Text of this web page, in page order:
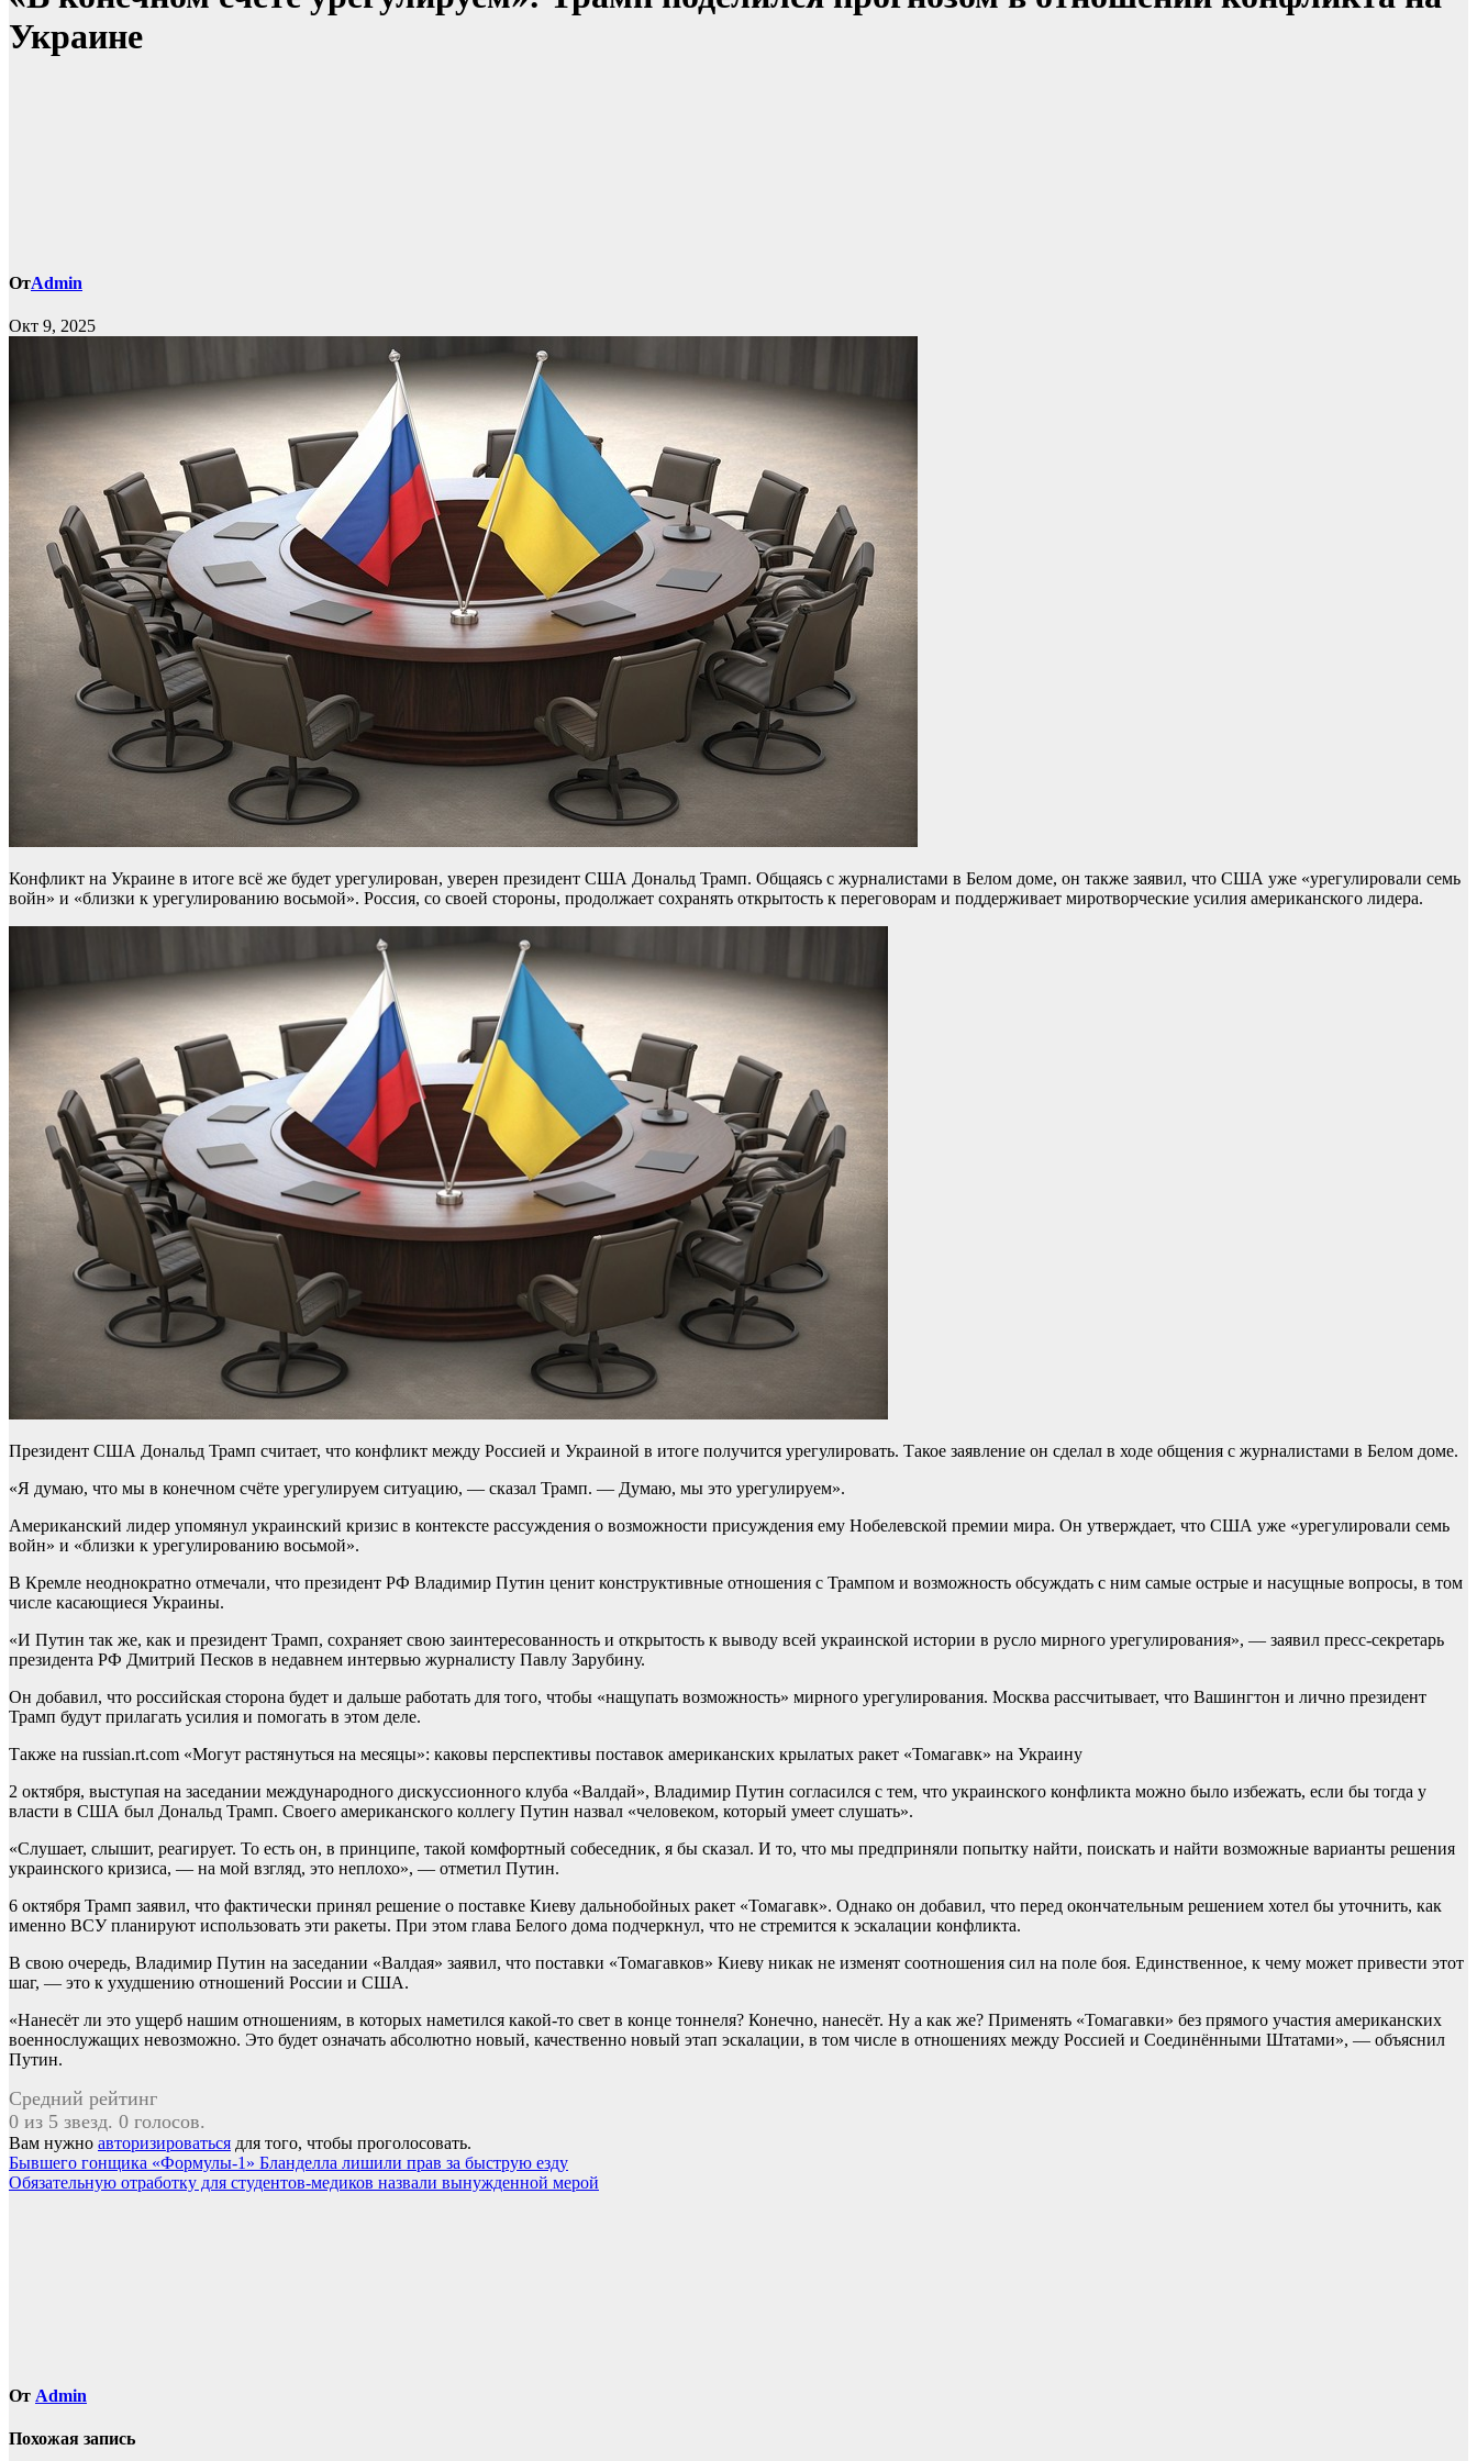
Украине
ОтAdmin
Окт 9, 2025
Конфликт на Украине в итоге всё же будет урегулирован, уверен президент США Дональд Трамп. Общаясь с журналистами в Белом доме, он также заявил, что США уже «урегулировали семь
войн» и «близки к урегулированию восьмой». Россия, со своей стороны, продолжает сохранять открытость к переговорам и поддерживает миротворческие усилия американского лидера.
Президент США Дональд Трамп считает, что конфликт между Россией и Украиной в итоге получится урегулировать. Такое заявление он сделал в ходе общения с журналистами в Белом доме.
«Я думаю, что мы в конечном счёте урегулируем ситуацию, — сказал Трамп. — Думаю, мы это урегулируем».
Американский лидер упомянул украинский кризис в контексте рассуждения о возможности присуждения ему Нобелевской премии мира. Он утверждает, что США уже «урегулировали семь
войн» и «близки к урегулированию восьмой».
В Кремле неоднократно отмечали, что президент РФ Владимир Путин ценит конструктивные отношения с Трампом и возможность обсуждать с ним самые острые и насущные вопросы, в том
числе касающиеся Украины.
«И Путин так же, как и президент Трамп, сохраняет свою заинтересованность и открытость к выводу всей украинской истории в русло мирного урегулирования», — заявил пресс-секретарь
президента РФ Дмитрий Песков в недавнем интервью журналисту Павлу Зарубину.
Он добавил, что российская сторона будет и дальше работать для того, чтобы «нащупать возможность» мирного урегулирования. Москва рассчитывает, что Вашингтон и лично президент
Трамп будут прилагать усилия и помогать в этом деле.
Также на russian.rt.com «Могут растянуться на месяцы»: каковы перспективы поставок американских крылатых ракет «Томагавк» на Украину
2 октября, выступая на заседании международного дискуссионного клуба «Валдай», Владимир Путин согласился с тем, что украинского конфликта можно было избежать, если бы тогда у
власти в США был Дональд Трамп. Своего американского коллегу Путин назвал «человеком, который умеет слушать».
«Слушает, слышит, реагирует. То есть он, в принципе, такой комфортный собеседник, я бы сказал. И то, что мы предприняли попытку найти, поискать и найти возможные варианты решения
украинского кризиса, — на мой взгляд, это неплохо», — отметил Путин.
6 октября Трамп заявил, что фактически принял решение о поставке Киеву дальнобойных ракет «Томагавк». Однако он добавил, что перед окончательным решением хотел бы уточнить, как
именно ВСУ планируют использовать эти ракеты. При этом глава Белого дома подчеркнул, что не стремится к эскалации конфликта.
В свою очередь, Владимир Путин на заседании «Валдая» заявил, что поставки «Томагавков» Киеву никак не изменят соотношения сил на поле боя. Единственное, к чему может привести этот
шаг, — это к ухудшению отношений России и США.
«Нанесёт ли это ущерб нашим отношениям, в которых наметился какой-то свет в конце тоннеля? Конечно, нанесёт. Ну а как же? Применять «Томагавки» без прямого участия американских
военнослужащих невозможно. Это будет означать абсолютно новый, качественно новый этап эскалации, в том числе в отношениях между Россией и Соединёнными Штатами», — объяснил
Путин.
Средний рейтинг
0 из 5 звезд. 0 голосов.
Вам нужно авторизироваться для того, чтобы проголосовать.
Навигация
по
Бывшего гонщика «Формулы-1» Бланделла лишили прав за быструю езду
Обязательную отработку для студентов-медиков назвали вынужденной мерой
От Admin
Похожая запись